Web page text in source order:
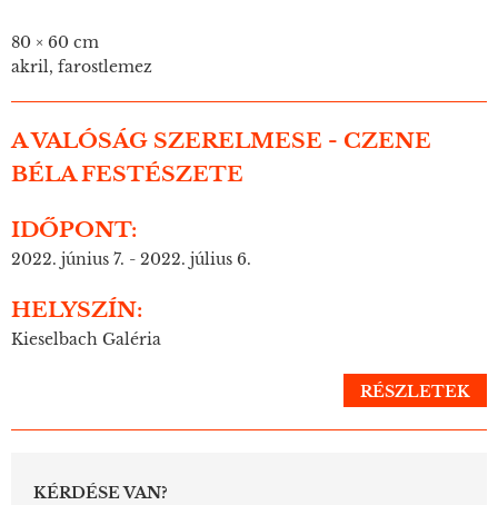
80 × 60 cm
akril, farostlemez
A VALÓSÁG SZERELMESE - CZENE
BÉLA FESTÉSZETE
IDŐPONT:
2022. június 7. - 2022. július 6.
HELYSZÍN:
Kieselbach Galéria
RÉSZLETEK
KÉRDÉSE VAN?